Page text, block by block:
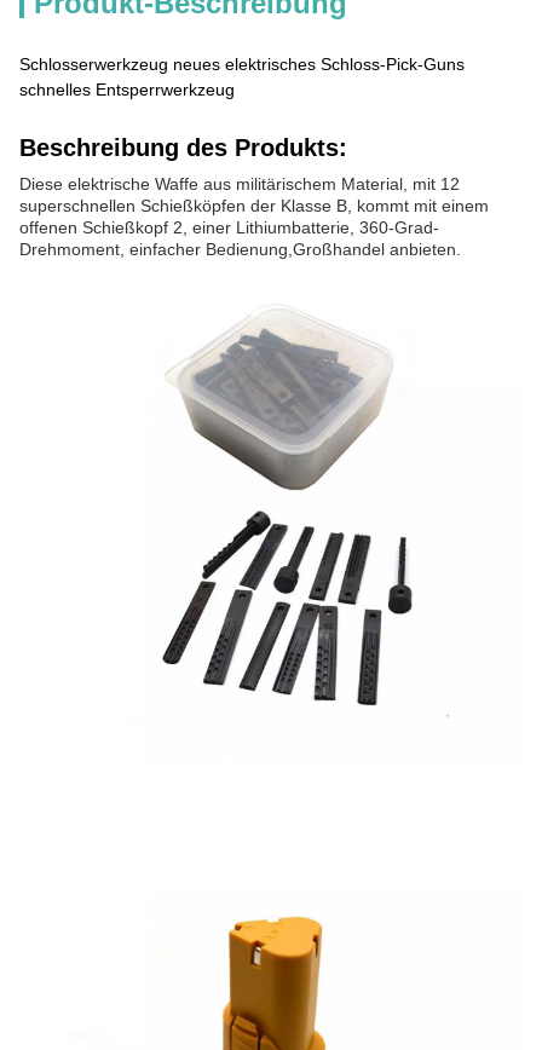
Schlosserwerkzeug neues elektrisches Schloss-Pick-Guns
schnelles Entsperrwerkzeug
Beschreibung des Produkts:
Diese elektrische Waffe aus militärischem Material, mit 12
superschnellen Schießköpfen der Klasse B, kommt mit einem
offenen Schießkopf 2, einer Lithiumbatterie, 360-Grad-
Drehmoment, einfacher Bedienung,Großhandel anbieten.